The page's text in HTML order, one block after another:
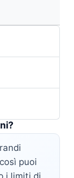
puoi